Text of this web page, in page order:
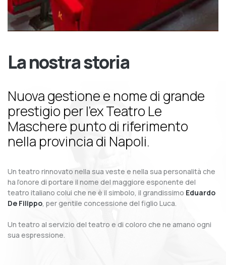
La nostra storia
Nuova gestione e nome di grande
prestigio per l’ex Teatro Le
Maschere punto di riferimento
nella provincia di Napoli.
Un teatro rinnovato nella sua veste e nella sua personalità che
ha l’onore di portare il nome del maggiore esponente del
teatro italiano colui che ne è il simbolo, il grandissimo Eduardo
De Filippo, per gentile concessione del figlio Luca.
Un teatro al servizio del teatro e di coloro che ne amano ogni
sua espressione.